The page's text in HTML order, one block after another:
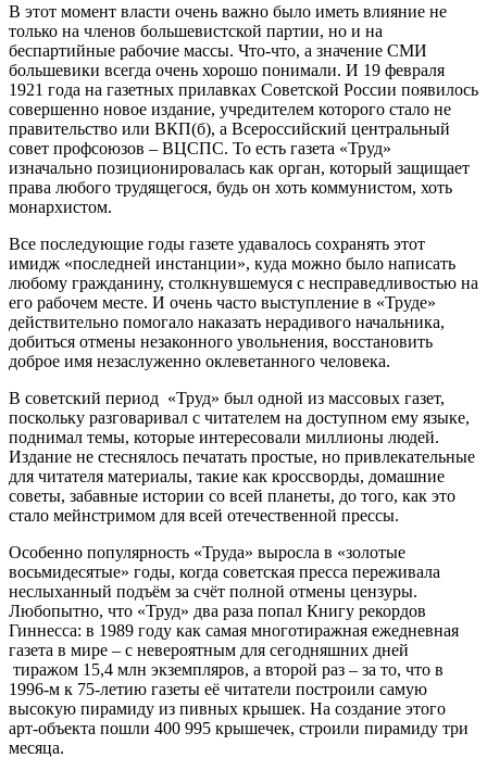
В этот момент власти очень важно было иметь влияние не
только на членов большевистской партии, но и на
беспартийные рабочие массы. Что-что, а значение СМИ
большевики всегда очень хорошо понимали. И 19 февраля
1921 года на газетных прилавках Советской России появилось
совершенно новое издание, учредителем которого стало не
правительство или ВКП(б), а Всероссийский центральный
совет профсоюзов – ВЦСПС. То есть газета «Труд»
изначально позиционировалась как орган, который защищает
права любого трудящегося, будь он хоть коммунистом, хоть
монархистом.
Все последующие годы газете удавалось сохранять этот
имидж «последней инстанции», куда можно было написать
любому гражданину, столкнувшемуся с несправедливостью на
его рабочем месте. И очень часто выступление в «Труде»
действительно помогало наказать нерадивого начальника,
добиться отмены незаконного увольнения, восстановить
доброе имя незаслуженно оклеветанного человека.
В советский период «Труд» был одной из массовых газет,
поскольку разговаривал с читателем на доступном ему языке,
поднимал темы, которые интересовали миллионы людей.
Издание не стеснялось печатать простые, но привлекательные
для читателя материалы, такие как кроссворды, домашние
советы, забавные истории со всей планеты, до того, как это
стало мейнстримом для всей отечественной прессы.
Особенно популярность «Труда» выросла в «золотые
восьмидесятые» годы, когда советская пресса переживала
неслыханный подъём за счёт полной отмены цензуры.
Любопытно, что «Труд» два раза попал Книгу рекордов
Гиннесса: в 1989 году как самая многотиражная ежедневная
газета в мире – с невероятным для сегодняшних дней
тиражом 15,4 млн экземпляров, а второй раз – за то, что в
1996-м к 75-летию газеты её читатели построили самую
высокую пирамиду из пивных крышек. На создание этого
арт-объекта пошли 400 995 крышечек, строили пирамиду три
месяца.